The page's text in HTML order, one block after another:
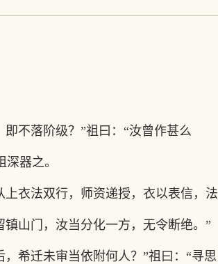
即不落阶级？”祖曰：“汝曾作甚么
器之。
上衣法双行，师资递授，衣以表信，法
山门，汝当分化一方，无令断绝。”
，希迁未审当依附何人？”祖曰：“寻思